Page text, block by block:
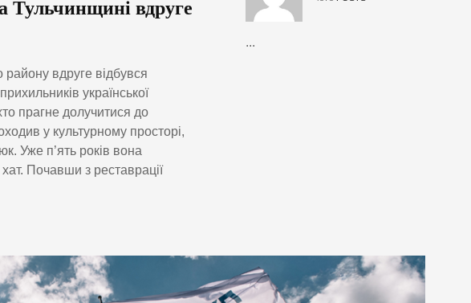
Тульчинщині вдруге
району вдруге відбувся
української
прагне долучитися до
у культурному просторі,
Уже п’ять років вона
Почавши з реставрації
...